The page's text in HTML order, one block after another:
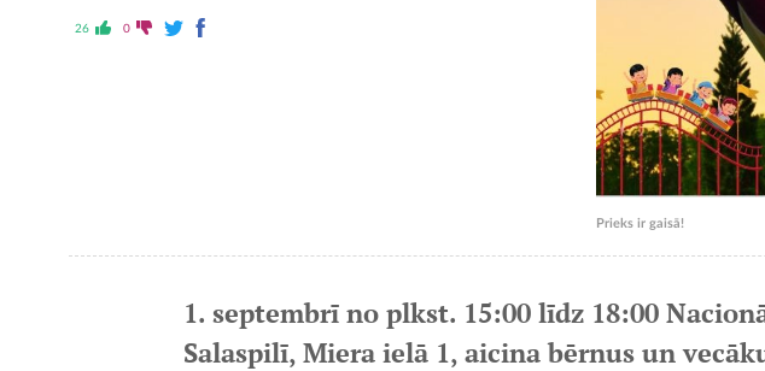
26 0
Prieks ir gaisā!
1. septembrī no plkst. 15:00 līdz 18:00
Salaspilī, Miera ielā 1, aicina bērnus un